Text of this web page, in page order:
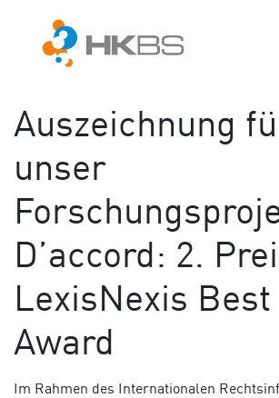
Auszeichnung
unser
D’accord: 2.
LexisNexis
Award
Im Rahmen des Internationalen